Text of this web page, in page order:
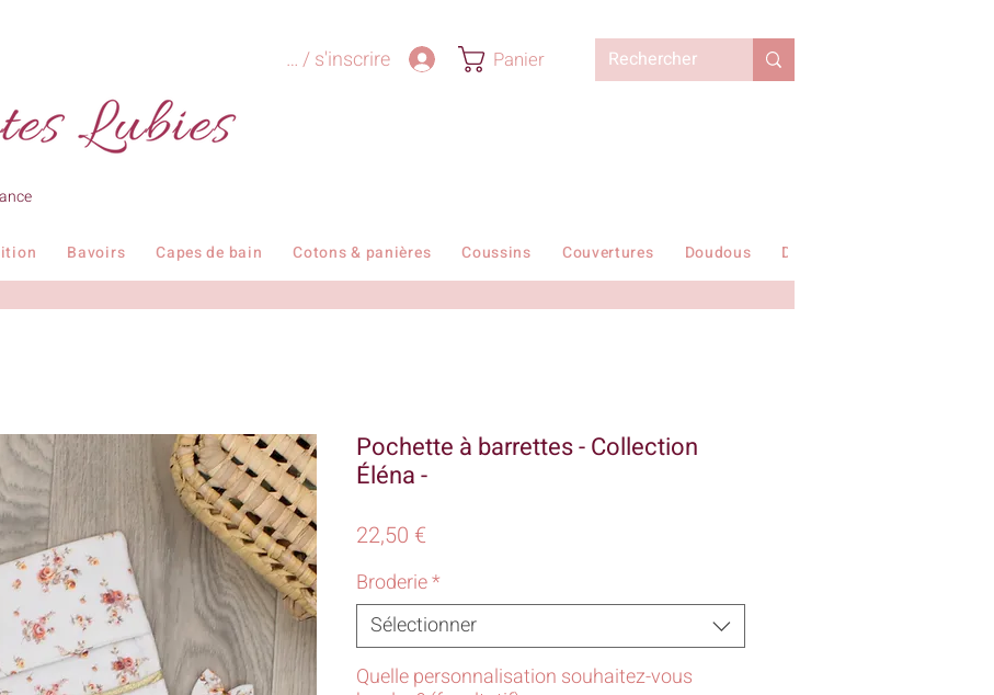
Se connecter / s'inscrire Panier
Bavoirs Capes de bain Cotons & panières Coussins Couvertures Doudous Duvets enfant
Pochette à barrettes - Collection
Éléna -
22,50 €
Broderie*
Sélectionner
Quelle personnalisation souhaitez-vous